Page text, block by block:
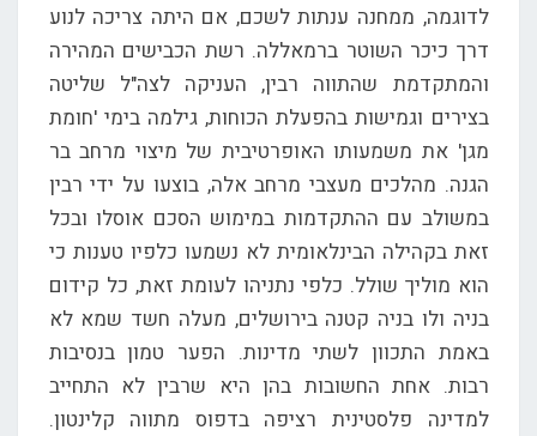
לדוגמה, ממחנה ענתות לשכם, אם היתה צריכה לנוע
דרך כיכר השוטר ברמאללה. רשת הכבישים המהירה
והמתקדמת שהתווה רבין, העניקה לצה"ל שליטה
בצירים וגמישות בהפעלת הכוחות, גילמה בימי 'חומת
מגן' את משמעותו האופרטיבית של מיצוי מרחב בר
הגנה. מהלכים מעצבי מרחב אלה, בוצעו על ידי רבין
במשולב עם ההתקדמות במימוש הסכם אוסלו ובכל
זאת בקהילה הבינלאומית לא נשמעו כלפיו טענות כי
הוא מוליך שולל. כלפי נתניהו לעומת זאת, כל קידום
בניה ולו בניה קטנה בירושלים, מעלה חשד שמא לא
באמת התכוון לשתי מדינות. הפער טמון בנסיבות
רבות. אחת החשובות בהן היא שרבין לא התחייב
למדינה פלסטינית רציפה בדפוס מתווה קלינטון.